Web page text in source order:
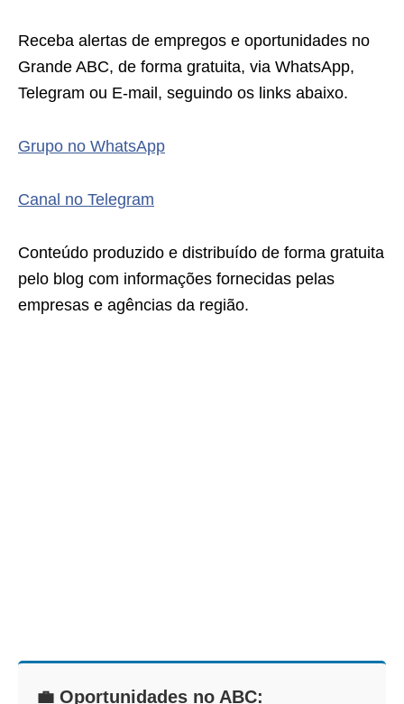
Receba alertas de empregos e oportunidades no
Grande ABC, de forma gratuita, via WhatsApp,
Telegram ou E-mail, seguindo os links abaixo.
Grupo no WhatsApp
Canal no Telegram
Conteúdo produzido e distribuído de forma gratuita
pelo blog com informações fornecidas pelas
empresas e agências da região.
💼 Oportunidades no ABC: